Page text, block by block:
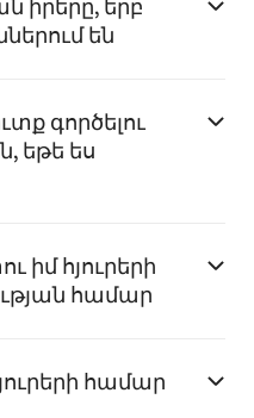
իրերը, երբ
են
գործելու
եթե ես
հյուրերի
համար
համար